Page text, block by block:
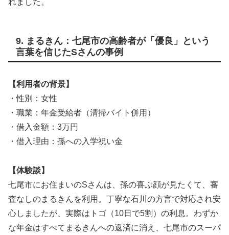
れました。
9. まるきん：七尾市の高齢者が「優良」という
言葉を信じたSさんの事例
【利用者の背景】
・性別：女性
・職業：年金受給者（清掃バイト併用）
・借入金額：3万円
・借入理由：孫への入学祝い金
【体験談】
七尾市にお住まいのSさんは、孫の喜ぶ顔が見たくて、審
査なしのまるきんを利用。丁寧な石川の方言で対応され安
心しましたが、実際はトゴ（10日で5割）の利息。わずか
な年金はすべてまるきんへの返済に消え、七尾市のスーパ